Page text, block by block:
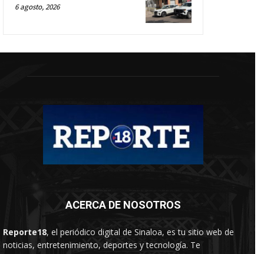
6 agosto, 2026
ACERCA DE NOSOTROS
Reporte18, el periódico digital de Sinaloa, es tu sitio web de
noticias, entretenimiento, deportes y tecnología. Te